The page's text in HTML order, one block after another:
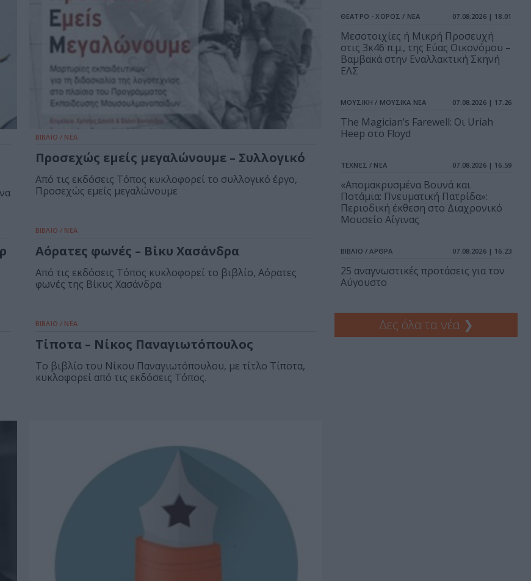
ΒΙΒΛΙΟ / ΝΕΑ
Προσεχώς εμείς μεγαλώνουμε – Συλλογικό
Από τις εκδόσεις Τόπος κυκλοφορεί το συλλογικό έργο,
Προσεχώς εμείς μεγαλώνουμε
ΒΙΒΛΙΟ / ΝΕΑ
Αόρατες φωνές – Βίκυ Χασάνδρα
Από τις εκδόσεις Τόπος κυκλοφορεί το βιβλίο, Αόρατες
φωνές της Βίκυς Χασάνδρα
ΒΙΒΛΙΟ / ΝΕΑ
Τίποτα – Νίκος Παναγιωτόπουλος
Το βιβλίο του Νίκου Παναγιωτόπουλου, με τίτλο Τίποτα,
κυκλοφορεί από τις εκδόσεις Τόπος.
ΘΕΑΤΡΟ - ΧΟΡΟΣ / ΝΕΑ 07.08.2026 | 18.01
Μεσοτοιχίες ή Μικρή Προσευχή
στις 3κ46 π.μ., της Εύας Οικονόμου –
Βαμβακά στην Εναλλακτική Σκηνή
ΕΛΣ
ΜΟΥΣΙΚΗ / ΜΟΥΣΙΚΑ ΝΕΑ 07.08.2026 | 17.26
The Magician’s Farewell: Οι Uriah
Heep στο Floyd
ΤΕΧΝΕΣ / ΝΕΑ 07.08.2026 | 16.59
«Απομακρυσμένα Βουνά και
Ποτάμια: Πνευματική Πατρίδα»:
Περιοδική έκθεση στο Διαχρονικό
Μουσείο Αίγινας
ΒΙΒΛΙΟ / ΑΡΘΡΑ 07.08.2026 | 16.23
25 αναγνωστικές προτάσεις για τον
Αύγουστο
Δες όλα τα νέα ❯